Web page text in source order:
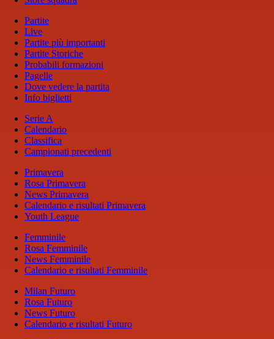
Partite
Live
Partite più importanti
Partite Storiche
Probabili formazioni
Pagelle
Dove vedere la partita
Info biglietti
Serie A
Calendario
Classifica
Campionati precedenti
Primavera
Rosa Primavera
News Primavera
Calendario e risultati Primavera
Youth League
Femminile
Rosa Femminile
News Femminile
Calendario e risultati Femminile
Milan Futuro
Rosa Futuro
News Futuro
Calendario e risultati Futuro